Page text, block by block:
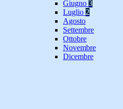
Giugno 3
Luglio 2
Agosto
Settembre
Ottobre
Novembre
Dicembre